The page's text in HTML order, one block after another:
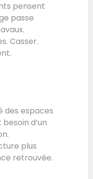
pensent
passe
Casser.
des espaces
d’un
plus
retrouvée.